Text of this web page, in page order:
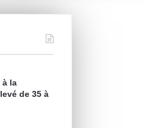
à la
de 35 à